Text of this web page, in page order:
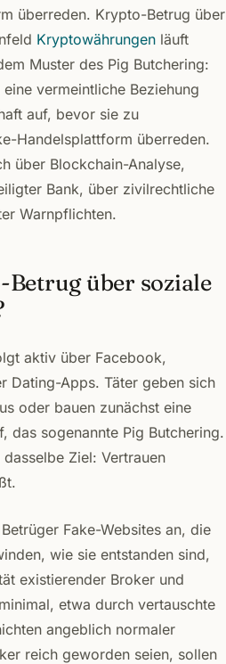
überreden. Krypto-Betrug über
Kryptowährungen läuft
Muster des Pig Butchering:
vermeintliche Beziehung
auf, bevor sie zu
Handelsplattform überreden.
über Blockchain-Analyse,
Bank, über zivilrechtliche
Warnpflichten.
über soziale
aktiv über Facebook,
Dating-Apps. Täter geben sich
oder bauen zunächst eine
das sogenannte Pig Butchering.
Ziel: Vertrauen
Fake-Websites an, die
wie sie entstanden sind,
existierender Broker und
etwa durch vertauschte
angeblich normaler
reich geworden seien, sollen